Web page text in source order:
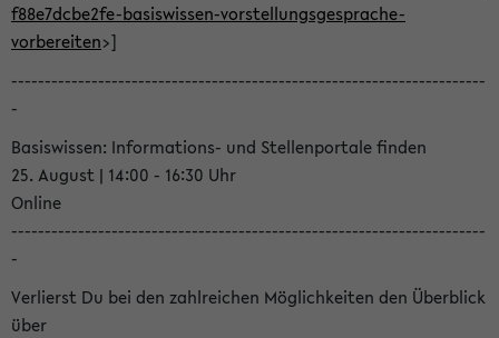
f88e7dcbe2fe-basiswissen-vorstellungsgesprache-
vorbereiten>]
-----------------------------------------------------------------------
-
Basiswissen: Informations- und Stellenportale finden
25. August | 14:00 - 16:30 Uhr
Online
-----------------------------------------------------------------------
-
Verlierst Du bei den zahlreichen Möglichkeiten den Überblick
über